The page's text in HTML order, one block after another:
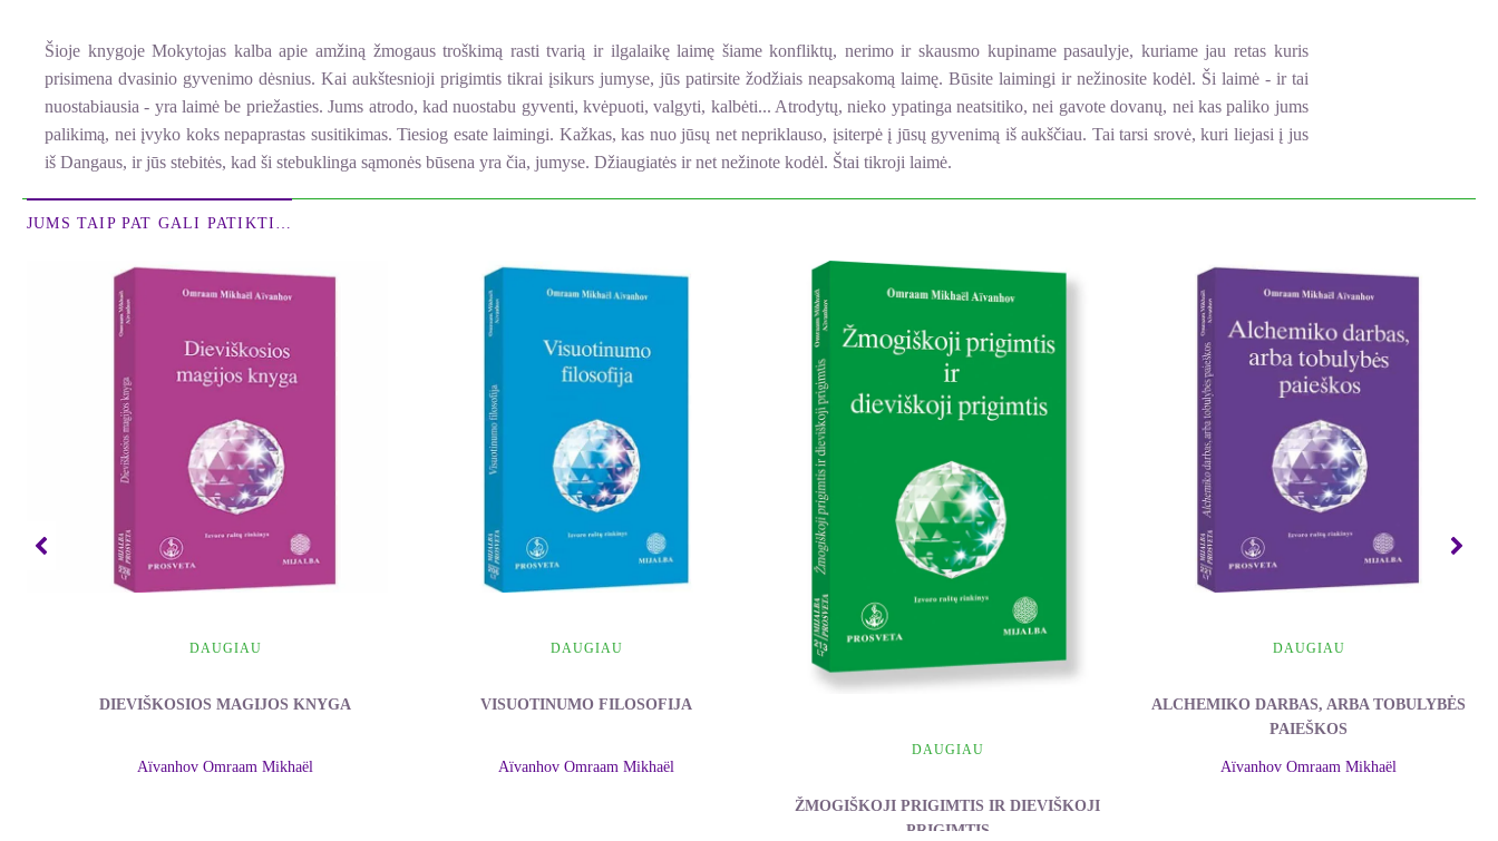
Šioje knygoje Mokytojas kalba apie amžiną žmogaus troškimą rasti tvarią ir ilgalaikę laimę šiame konfliktų, nerimo ir skausmo kupiname pasaulyje, kuriame jau retas kuris
prisimena dvasinio gyvenimo dėsnius. Kai aukštesnioji prigimtis tikrai įsikurs jumyse, jūs patirsite žodžiais neapsakomą laimę. Būsite laimingi ir nežinosite kodėl. Ši laimė - ir tai
nuostabiausia - yra laimė be priežasties. Jums atrodo, kad nuostabu gyventi, kvėpuoti, valgyti, kalbėti... Atrodytų, nieko ypatinga neatsitiko, nei gavote dovanų, nei kas paliko jums
palikimą, nei įvyko koks nepaprastas susitikimas. Tiesiog esate laimingi. Kažkas, kas nuo jūsų net nepriklauso, įsiterpė į jūsų gyvenimą iš aukščiau. Tai tarsi srovė, kuri liejasi į jus
iš Dangaus, ir jūs stebitės, kad ši stebuklinga sąmonės būsena yra čia, jumyse. Džiaugiatės ir net nežinote kodėl. Štai tikroji laimė.
JUMS TAIP PAT GALI PATIKTI…
DAUGIAU
DIEVIŠKOSIOS MAGIJOS KNYGA
Aïvanhov Omraam Mikhaël
DAUGIAU
VISUOTINUMO FILOSOFIJA
Aïvanhov Omraam Mikhaël
DAUGIAU
ŽMOGIŠKOJI PRIGIMTIS IR DIEVIŠKOJI
PRIGIMTIS
DAUGIAU
ALCHEMIKO DARBAS, ARBA TOBULYBĖS
PAIEŠKOS
Aïvanhov Omraam Mikhaël